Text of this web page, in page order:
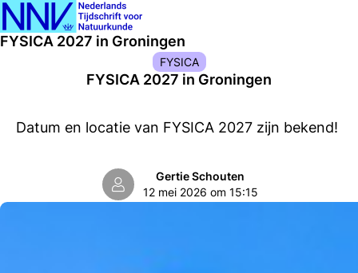
FYSICA 2027 in Groningen
FYSICA
FYSICA 2027 in Groningen
Datum en locatie van FYSICA 2027 zijn bekend!
Gertie Schouten
12 mei 2026 om 15:15